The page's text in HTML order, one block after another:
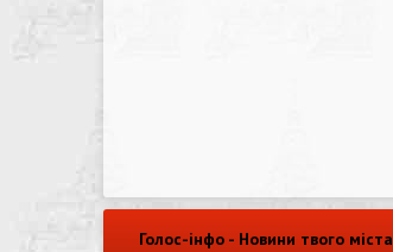
Голос-інфо - Новини твого міста